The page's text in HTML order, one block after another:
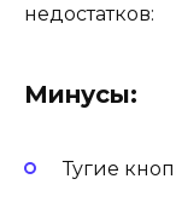
недостатков:
Минусы:
Тугие